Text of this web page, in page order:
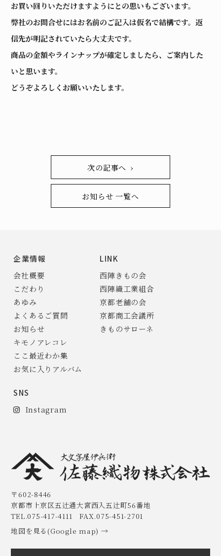
お買い回りいただけますようにとの思いもございます。
弊社のお問合せにはお名前のご記入は仮名で結構です。返
信先が明記されていたら大丈夫です。
商品の金額やラインナップが確定しましたら、ご案内した
いと思います。
どうぞよろしくお願いいたします。
次の記事へ ›
お知らせ 一覧へ
企業情報
会社概要
こだわり
あゆみ
よくあるご質問
お知らせ
キモノアレコレ
ここ最近わか集
お気に入りアルバム
SNS
Instagram
LINK
西陣きもの会
西陣織工業組合
京都老舗の会
京都商工会議所
きものサローネ
〒602-8446
京都市上京区五辻通大宮西入五辻町56番地
TEL.075-417-4111 FAX.075-451-2701
地図を見る(Google map) →